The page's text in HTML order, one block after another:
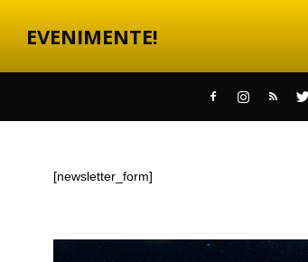
EVENIMENTE!
[newsletter_form]